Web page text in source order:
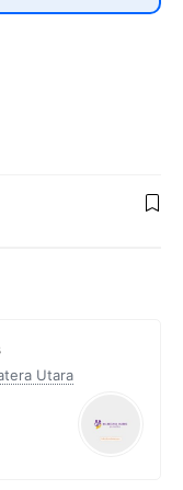
Utara